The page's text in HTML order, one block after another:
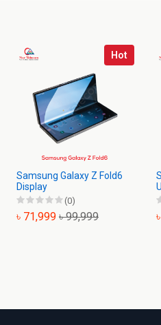
Hot
Samsung Galaxy Z Fold6
Display
(0)
৳ 71,999 ৳ 99,999